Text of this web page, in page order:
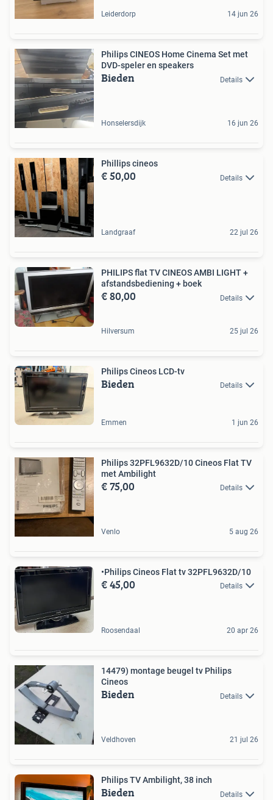
Leiderdorp 14 jun 26
Philips CINEOS Home Cinema Set met
DVD-speler en speakers
Bieden Details
Honselersdijk 16 jun 26
Phillips cineos
€ 50,00 Details
Landgraaf 22 jul 26
PHILIPS flat TV CINEOS AMBI LIGHT +
afstandsbediening + boek
€ 80,00 Details
Hilversum 25 jul 26
Philips Cineos LCD-tv
Bieden Details
Emmen 1 jun 26
Philips 32PFL9632D/10 Cineos Flat TV
met Ambilight
€ 75,00 Details
Venlo 5 aug 26
•Philips Cineos Flat tv 32PFL9632D/10
€ 45,00 Details
Roosendaal 20 apr 26
14479) montage beugel tv Philips
Cineos
Bieden Details
Veldhoven 21 jul 26
Philips TV Ambilight, 38 inch
Bieden Details